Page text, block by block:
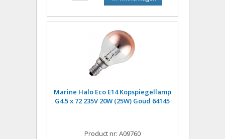
Marine Halo Eco E14 Kopspiegellamp
G4.5 x 72 235V 20W (25W) Goud 64145
Product nr: A09760